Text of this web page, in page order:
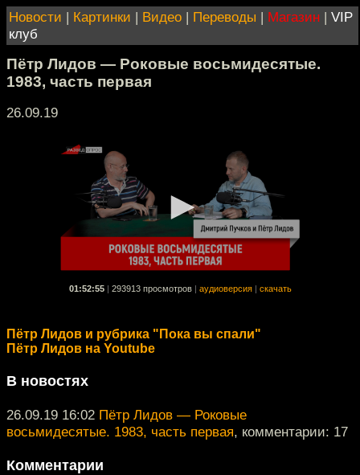
Новости | Картинки | Видео | Переводы | Магазин | VIP
клуб
Пётр Лидов — Роковые восьмидесятые.
1983, часть первая
26.09.19
01:52:55 293913 просмотров аудиоверсия скачать
Пётр Лидов и рубрика "Пока вы спали"
Пётр Лидов на Youtube
В новостях
26.09.19 16:02 Пётр Лидов — Роковые
восьмидесятые. 1983, часть первая, комментарии: 17
Комментарии